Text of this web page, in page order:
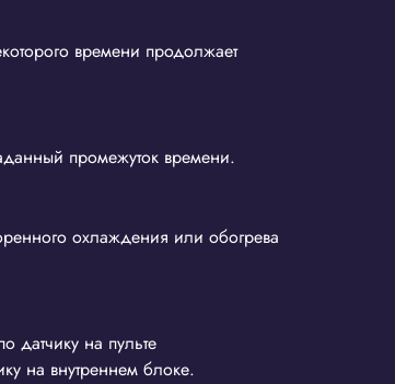
времени продолжает
промежуток времени.
охлаждения или обогрева
датчику на пульте
на внутреннем блоке.